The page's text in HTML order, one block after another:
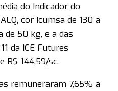
do Indicador do
cor Icumsa de 130 a
de 50 kg, e a das
da ICE Futures
R$ 144,59/sc.
remuneraram 7,65% a